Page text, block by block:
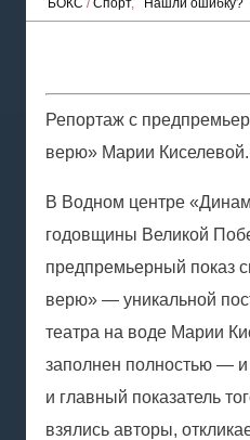
БОКС /Спорт, Нашли ошибку?
Репортаж с
верю» Марии Киселевой.
В Водном центре
годовщины Великой
предпремьерный показ
верю» — уникальной
театра на воде Марии
заполнен полностью —
и главный показатель
взялись авторы,